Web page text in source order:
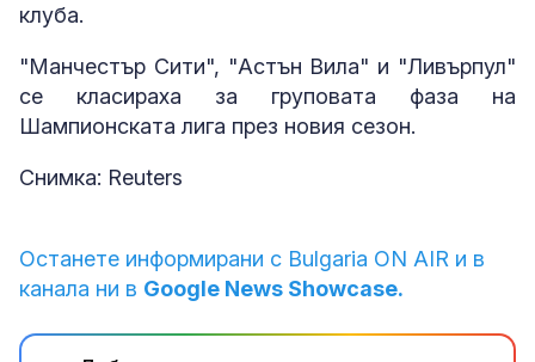
клуба.
"Манчестър Сити", "Астън Вила" и "Ливърпул"
се класираха за груповата фаза на
Шампионската лига през новия сезон.
Снимка: Reuters
Останете информирани с Bulgaria ON AIR и в
канала ни в Google News Showcase.